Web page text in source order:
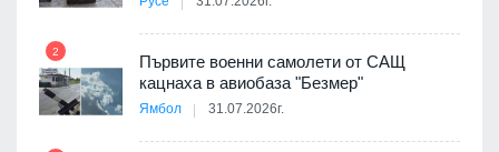
2
Първите военни самолети от САЩ
кацнаха в авиобаза "Безмер"
Ямбол 31.07.2026г.